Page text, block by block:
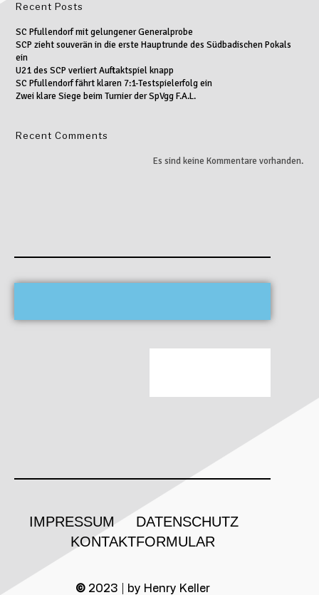
Recent Posts
SC Pfullendorf mit gelungener Generalprobe
SCP zieht souverän in die erste Hauptrunde des Südbadischen Pokals
ein
U21 des SCP verliert Auftaktspiel knapp
SC Pfullendorf fährt klaren 7:1-Testspielerfolg ein
Zwei klare Siege beim Turnier der SpVgg F.A.L.
Recent Comments
Es sind keine Kommentare vorhanden.
IMPRESSUM
DATENSCHUTZ
KONTAKTFORMULAR
©2023 | by Henry Keller